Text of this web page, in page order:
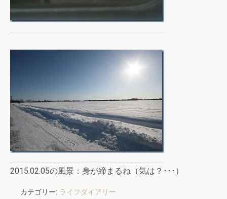
2015.02.05の風景：身が締まるね（気は？･･･）
カテゴリー: ライフダイアリー